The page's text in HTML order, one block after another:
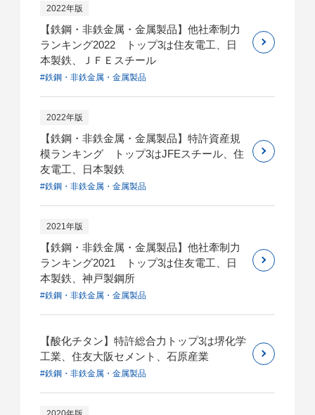
2022年版
【鉄鋼・非鉄金属・金属製品】他社牽制力
ランキング2022 トップ3は住友電工、日
本製鉄、ＪＦＥスチール
#鉄鋼・非鉄金属・金属製品
2022年版
【鉄鋼・非鉄金属・金属製品】特許資産規
模ランキング トップ3はJFEスチール、住
友電工、日本製鉄
#鉄鋼・非鉄金属・金属製品
2021年版
【鉄鋼・非鉄金属・金属製品】他社牽制力
ランキング2021 トップ3は住友電工、日
本製鉄、神戸製鋼所
#鉄鋼・非鉄金属・金属製品
【酸化チタン】特許総合力トップ3は堺化学
工業、住友大阪セメント、石原産業
#鉄鋼・非鉄金属・金属製品